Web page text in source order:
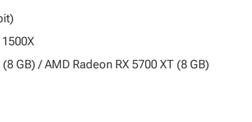
GB) / AMD Radeon RX 5700 XT (8 GB)